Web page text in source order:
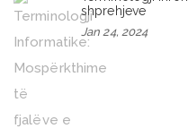
shprehjeve
Jan 24, 2024